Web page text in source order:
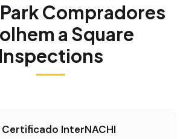
Compradores
a Square
Inspections
InterNACHI